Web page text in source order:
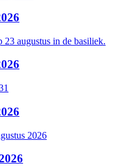
augustus in de basiliek.
2026